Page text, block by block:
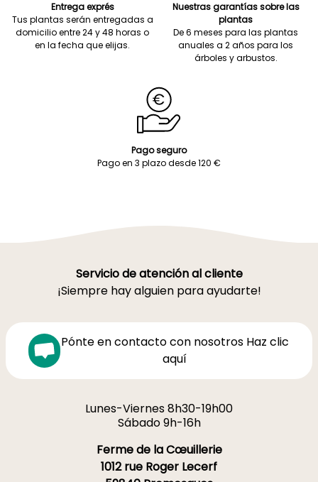
Entrega exprés
Tus plantas serán entregadas a
domicilio entre 24 y 48 horas o
en la fecha que elijas.
Nuestras garantías sobre las
plantas
De 6 meses para las plantas
anuales a 2 años para los
árboles y arbustos.
Pago seguro
Pago en 3 plazo desde 120 €
Servicio de atención al cliente
¡Siempre hay alguien para ayudarte!
Pónte en contacto con nosotros Haz clic
aquí
Lunes-Viernes 8h30-19h00
Sábado 9h-16h
Ferme de la Cœuillerie
1012 rue Roger Lecerf